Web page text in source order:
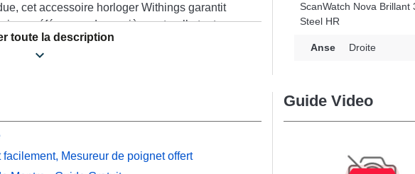
cet accessoire horloger Withings garantit
références de manière naturelle tout en
toute la description
ScanWatch Nova Brillant
Steel HR
Anse Droite
Mesureur de poignet offert
Guide Video